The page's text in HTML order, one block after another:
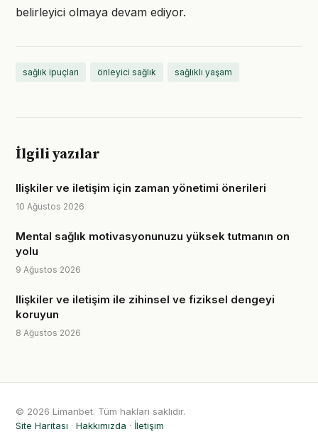
belirleyici olmaya devam ediyor.
sağlık ipuçları önleyici sağlık sağlıklı yaşam
İlgili yazılar
Ilişkiler ve iletişim için zaman yönetimi önerileri
10 Ağustos 2026
Mental sağlık motivasyonunuzu yüksek tutmanın on
yolu
9 Ağustos 2026
Ilişkiler ve iletişim ile zihinsel ve fiziksel dengeyi
koruyun
8 Ağustos 2026
© 2026 Limanbet. Tüm hakları saklıdır.
Site Haritası · Hakkımızda · İletişim